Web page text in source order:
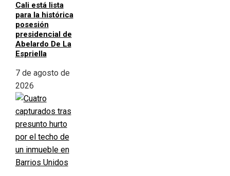
Cali está lista
para la histórica
posesión
presidencial de
Abelardo De La
Espriella
7 de agosto de
2026